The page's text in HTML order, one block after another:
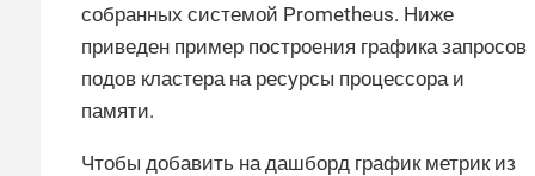
собранных системой Prometheus. Ниже
приведен пример построения графика запросов
подов кластера на ресурсы процессора и
памяти.
Чтобы добавить на дашборд график метрик из